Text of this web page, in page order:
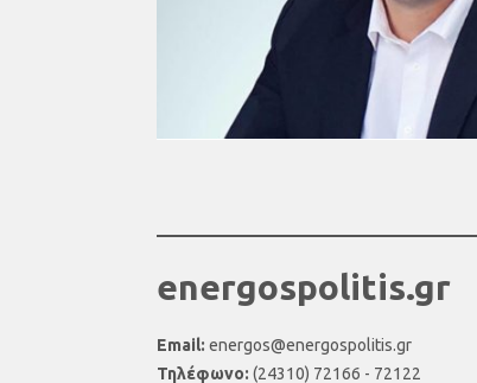
energospolitis.gr
Email: energos@energospolitis.gr
Τηλέφωνο: (24310) 72166 - 72122